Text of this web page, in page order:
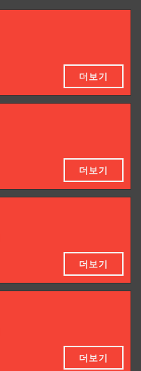
더보기
더보기
더보기
더보기